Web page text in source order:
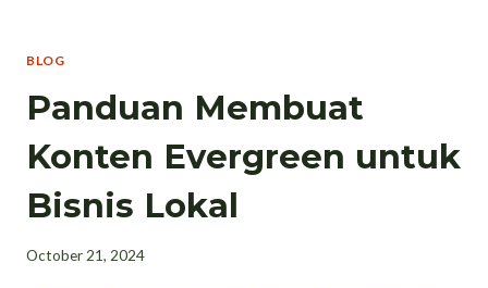
BLOG
Panduan Membuat
Konten Evergreen untuk
Bisnis Lokal
October 21, 2024